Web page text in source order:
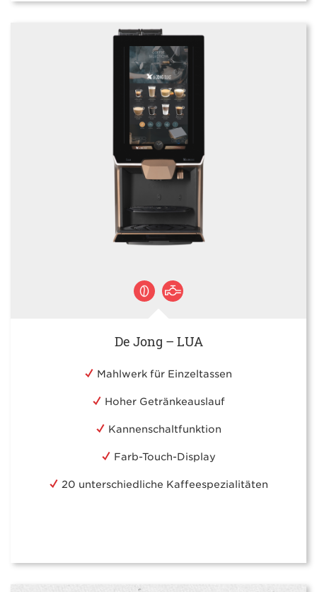
De Jong – LUA
Mahlwerk für Einzeltassen
Hoher Getränkeauslauf
Kannenschaltfunktion
Farb-Touch-Display
20 unterschiedliche Kaffeespezialitäten